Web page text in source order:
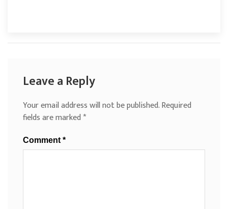
Leave a Reply
Your email address will not be published.Required
fields are marked*
Comment *